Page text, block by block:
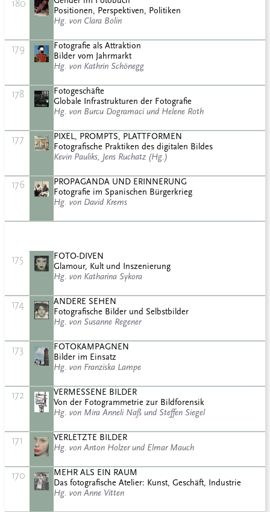
180
Positionen, Perspektiven, Politiken
Hg. von Clara Bolin
179
Fotografie als Attraktion
Bilder vom Jahrmarkt
Hg. von Kathrin Schönegg
178
Fotogeschäfte
Globale Infrastrukturen der Fotografie
Hg. von Burcu Dogramaci und Helene Roth
177
PIXEL, PROMPTS, PLATTFORMEN
Fotografische Praktiken des digitalen Bildes
Kevin Pauliks, Jens Ruchatz (Hg.)
176
PROPAGANDA UND ERINNERUNG
Fotografie im Spanischen Bürgerkrieg
Hg. von David Krems
175
FOTO-DIVEN
Glamour, Kult und Inszenierung
Hg. von Katharina Sykora
174
ANDERE SEHEN
Fotografische Bilder und Selbstbilder
Hg. von Susanne Regener
173
FOTOKAMPAGNEN
Bilder im Einsatz
Hg. von Franziska Lampe
172
VERMESSENE BILDER
Von der Fotogrammetrie zur Bildforensik
Hg. von Mira Anneli Naß und Steffen Siegel
171
VERLETZTE BILDER
Hg. von Anton Holzer und Elmar Mauch
170
MEHR ALS EIN RAUM
Das fotografische Atelier: Kunst, Geschäft, Industrie
Hg. von Anne Vitten